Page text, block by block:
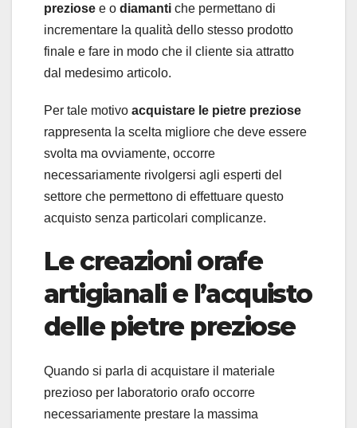
preziose e o diamanti che permettano di
incrementare la qualità dello stesso prodotto
finale e fare in modo che il cliente sia attratto
dal medesimo articolo.
Per tale motivo acquistare le pietre preziose
rappresenta la scelta migliore che deve essere
svolta ma ovviamente, occorre
necessariamente rivolgersi agli esperti del
settore che permettono di effettuare questo
acquisto senza particolari complicanze.
Le creazioni orafe
artigianali e l’acquisto
delle pietre preziose
Quando si parla di acquistare il materiale
prezioso per laboratorio orafo occorre
necessariamente prestare la massima